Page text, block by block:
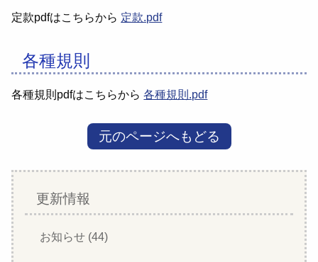
定款pdfはこちらから 定款.pdf
各種規則
各種規則pdfはこちらから 各種規則.pdf
元のページへもどる
更新情報
お知らせ (44)